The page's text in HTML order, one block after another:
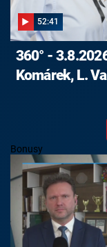
52:41
360° -
Komárek, L.
Bonusy